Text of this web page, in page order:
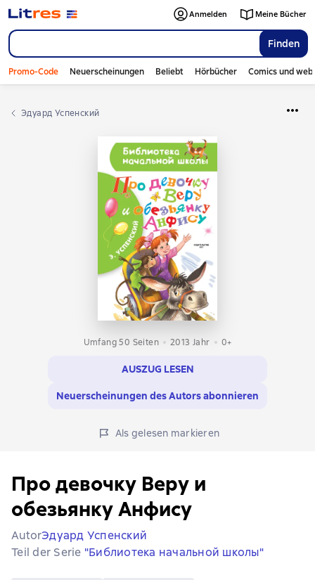
Finden
Anmelden Meine Bücher
Promo-Code Neuerscheinungen Beliebt Hörbücher Comics und
Эдуард Успенский
Umfang 50 Seiten 2013 Jahr 0+
AUSZUG LESEN
Neuerscheinungen des Autors abonnieren
Als gelesen markieren
Про девочку Веру и
обезьянку Анфису
AutorЭдуард Успенский
Teil der Serie "Библиотека начальной школы"